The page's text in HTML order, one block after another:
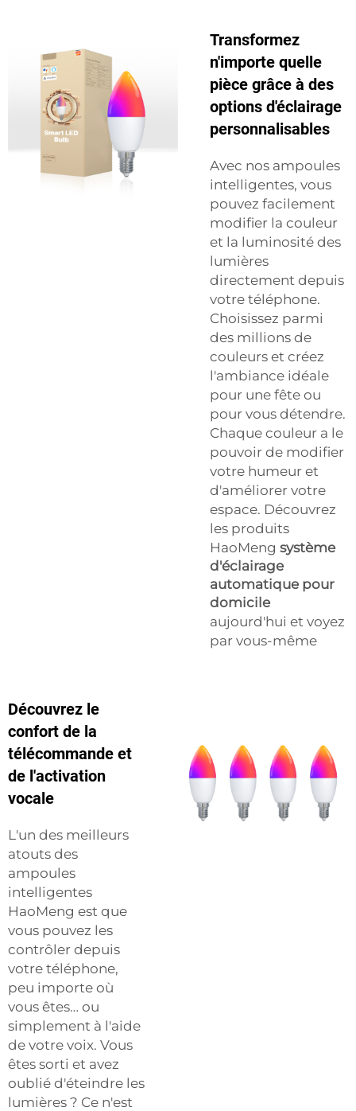
Transformez
n'importe quelle
pièce grâce à des
options d'éclairage
personnalisables
Avec nos ampoules
intelligentes, vous
pouvez facilement
modifier la couleur
et la luminosité des
lumières
directement depuis
votre téléphone.
Choisissez parmi
des millions de
couleurs et créez
l'ambiance idéale
pour une fête ou
pour vous détendre.
Chaque couleur a le
pouvoir de modifier
votre humeur et
d'améliorer votre
espace. Découvrez
les produits
HaoMeng système
d'éclairage
automatique pour
domicile
aujourd'hui et voyez
par vous-même
Découvrez le
confort de la
télécommande et
de l'activation
vocale
L'un des meilleurs
atouts des
ampoules
intelligentes
HaoMeng est que
vous pouvez les
contrôler depuis
votre téléphone,
peu importe où
vous êtes… ou
simplement à l'aide
de votre voix. Vous
êtes sorti et avez
oublié d'éteindre les
lumières ? Ce n'est